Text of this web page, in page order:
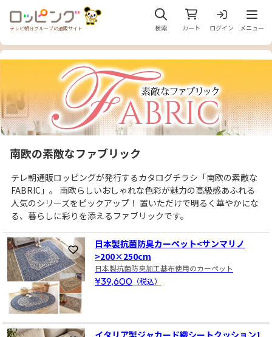
テレビ朝日グループの通販サイト 検索 カート ログイン
メニ
メニュー
南欧の素敵なファブリック
テレ朝通販ロッピングが発行するカタログチラシ「南欧の素敵な
FABRIC」。 南欧らしいおしゃれな色彩が魅力の高級感あふれる
人気のシリーズをピックアップ！ 置いただけで明るく華やかにな
る、暮らしに彩りを添えるファブリックです。
お気に入りに登録
日本製抗菌防臭カーペット<サンマリノ
>200×250cm
日本製抗菌防臭加工基布使用のカーペット
¥39,600 （税込）